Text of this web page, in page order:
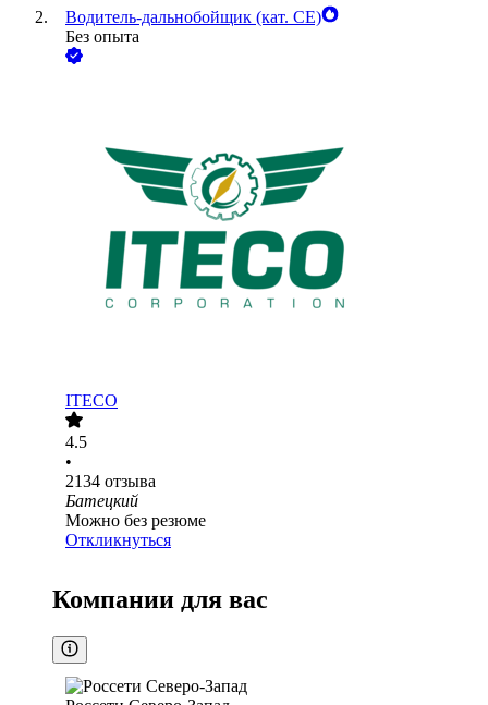
Водитель-дальнобойщик (кат. CE)
Без опыта
ITECO
4.5
•
2134 отзыва
Батецкий
Можно без резюме
Откликнуться
Компании для вас